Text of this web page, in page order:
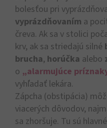
bolesťou pri
vyprázdňovaním a
čreva. Ak sa v stolici
krv, ak sa striedajú silné
brucha, horúčka alebo
o „alarmujúce
vyhľadať lekára.
Zápcha (obstipácia)
viacerých dôvodov,
sa zhoršuje. Tu sú